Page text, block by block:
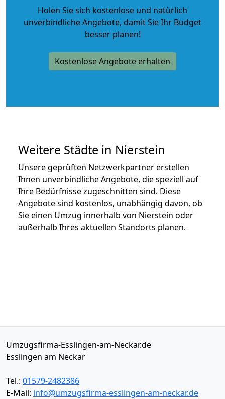
Holen Sie sich kostenlose und natürlich
unverbindliche Angebote, damit Sie Ihr Budget
besser planen!
Kostenlose Angebote erhalten
Weitere Städte in Nierstein
Unsere geprüften Netzwerkpartner erstellen
Ihnen unverbindliche Angebote, die speziell auf
Ihre Bedürfnisse zugeschnitten sind. Diese
Angebote sind kostenlos, unabhängig davon, ob
Sie einen Umzug innerhalb von Nierstein oder
außerhalb Ihres aktuellen Standorts planen.
Umzugsfirma-Esslingen-am-Neckar.de
Esslingen am Neckar
Tel.: 01579-2482386
E-Mail: info@umzugsfirma-esslingen-am-neckar.de